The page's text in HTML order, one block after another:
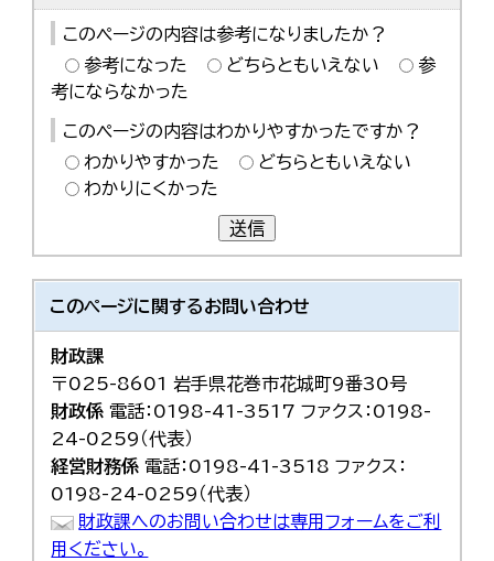
このページの内容は参考になりましたか？
参考になった
どちらともいえない
参
考にならなかった
このページの内容はわかりやすかったですか？
わかりやすかった
どちらともいえない
わかりにくかった
送信
このページに関するお問い合わせ
財政課
〒025-8601 岩手県花巻市花城町9番30号
財政係 電話：0198-41-3517 ファクス：0198-
24-0259（代表）
経営財務係 電話：0198-41-3518 ファクス：
0198-24-0259（代表）
財政課へのお問い合わせは専用フォームをご利
用ください。